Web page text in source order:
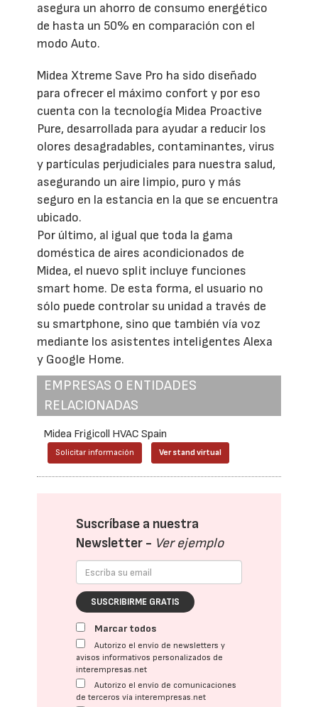
asegura un ahorro de consumo energético
de hasta un 50% en comparación con el
modo Auto.
Midea Xtreme Save Pro ha sido diseñado
para ofrecer el máximo confort y por eso
cuenta con la tecnología Midea Proactive
Pure, desarrollada para ayudar a reducir los
olores desagradables, contaminantes, virus
y partículas perjudiciales para nuestra salud,
asegurando un aire limpio, puro y más
seguro en la estancia en la que se encuentra
ubicado.
Por último, al igual que toda la gama
doméstica de aires acondicionados de
Midea, el nuevo split incluye funciones
smart home. De esta forma, el usuario no
sólo puede controlar su unidad a través de
su smartphone, sino que también vía voz
mediante los asistentes inteligentes Alexa
y Google Home.
EMPRESAS O ENTIDADES
RELACIONADAS
Midea Frigicoll HVAC Spain
Solicitar información Ver stand virtual
Suscríbase a nuestra
Newsletter - Ver ejemplo
SUSCRIBIRME GRATIS
Marcar todos
Autorizo el envío de newsletters y
avisos informativos personalizados de
interempresas.net
Autorizo el envío de comunicaciones
de terceros vía interempresas.net